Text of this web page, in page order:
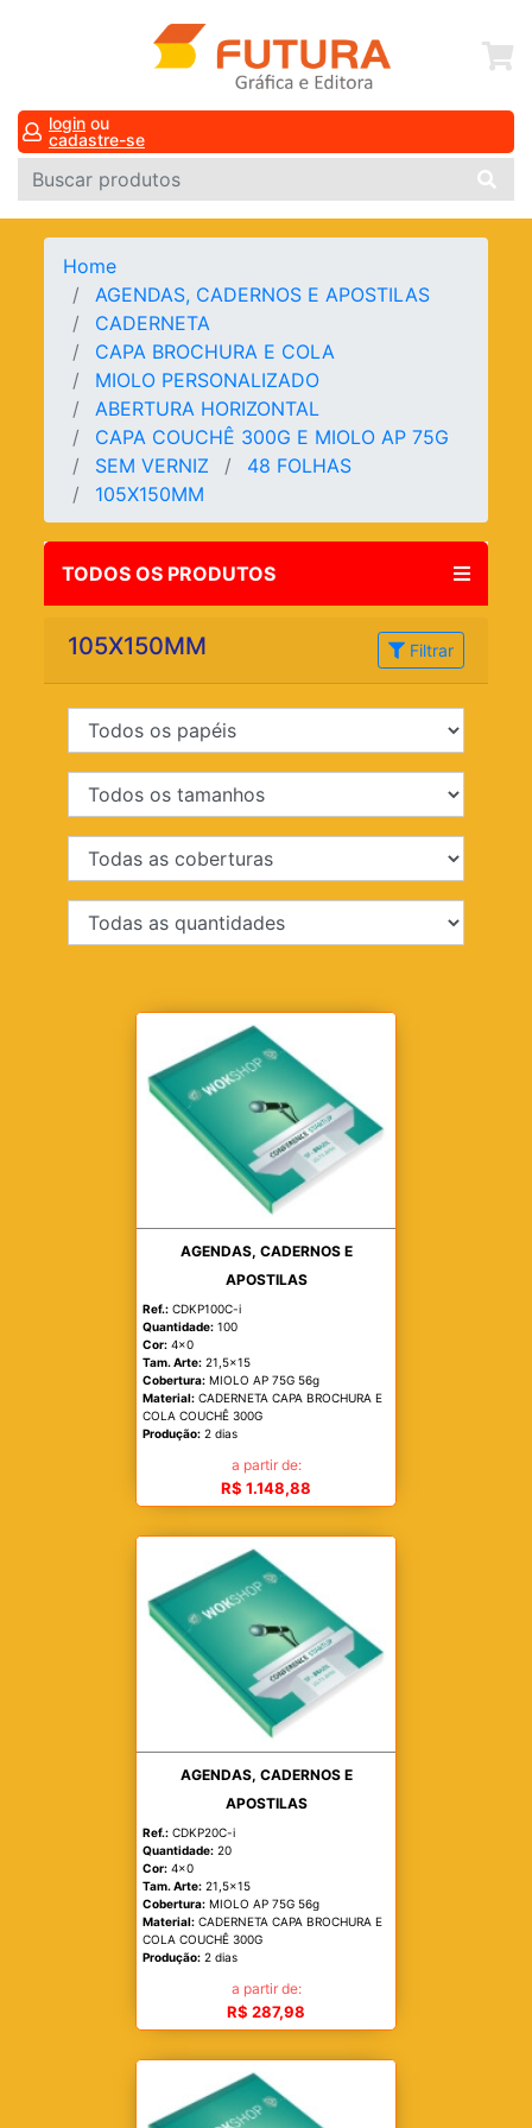
login ou
cadastre-se
Home
AGENDAS, CADERNOS E APOSTILAS
CADERNETA
CAPA BROCHURA E COLA
MIOLO PERSONALIZADO
ABERTURA HORIZONTAL
CAPA COUCHÊ 300G E MIOLO AP 75G
SEM VERNIZ
48 FOLHAS
105X150MM
TODOS OS PRODUTOS
105X150MM Filtrar
AGENDAS, CADERNOS E
APOSTILAS
Ref.: CDKP100C-i
Quantidade: 100
Cor: 4x0
Tam. Arte: 21,5x15
Cobertura: MIOLO AP 75G 56g
Material: CADERNETA CAPA BROCHURA E
COLA COUCHÊ 300G
Produção: 2 dias
a partir de:
R$ 1.148,88
AGENDAS, CADERNOS E
APOSTILAS
Ref.: CDKP20C-i
Quantidade: 20
Cor: 4x0
Tam. Arte: 21,5x15
Cobertura: MIOLO AP 75G 56g
Material: CADERNETA CAPA BROCHURA E
COLA COUCHÊ 300G
Produção: 2 dias
a partir de:
R$ 287,98